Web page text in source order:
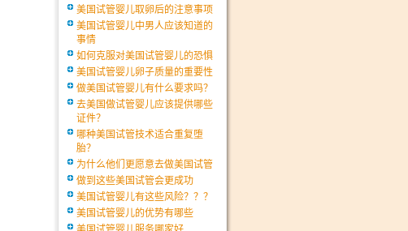
美国试管婴儿取卵后的注意事项
美国试管婴儿中男人应该知道的
事情
如何克服对美国试管婴儿的恐惧
美国试管婴儿卵子质量的重要性
做美国试管婴儿有什么要求吗？
去美国做试管婴儿应该提供哪些
证件？
哪种美国试管技术适合重复堕
胎？
为什么他们更愿意去做美国试管
做到这些美国试管会更成功
美国试管婴儿有这些风险？？？
美国试管婴儿的优势有哪些